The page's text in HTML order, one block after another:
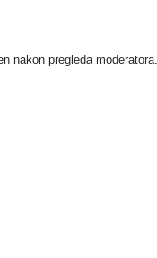
nakon pregleda moderatora.